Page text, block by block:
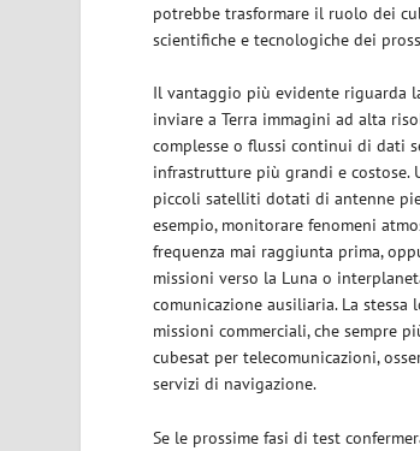
potrebbe trasformare il ruolo dei
scientifiche e tecnologiche dei
Il vantaggio più evidente riguarda
inviare a Terra immagini ad alta
complesse o flussi continui di dati
infrastrutture più grandi e costose.
piccoli satelliti dotati di antenne
esempio, monitorare fenomeni
frequenza mai raggiunta prima,
missioni verso la Luna o
comunicazione ausiliaria. La stessa
missioni commerciali, che sempre
cubesat per telecomunicazioni,
servizi di navigazione.
Se le prossime fasi di test